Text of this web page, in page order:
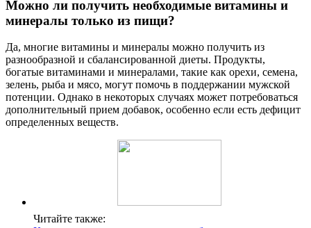
Можно ли получить необходимые витамины и
минералы только из пищи?
Да, многие витамины и минералы можно получить из
разнообразной и сбалансированной диеты. Продукты,
богатые витаминами и минералами, такие как орехи, семена,
зелень, рыба и мясо, могут помочь в поддержании мужской
потенции. Однако в некоторых случаях может потребоваться
дополнительный прием добавок, особенно если есть дефицит
определенных веществ.
Читайте также: